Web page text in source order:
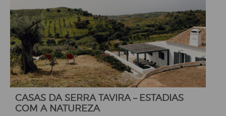
CASAS DA SERRA TAVIRA – ESTADIAS
COM A NATUREZA